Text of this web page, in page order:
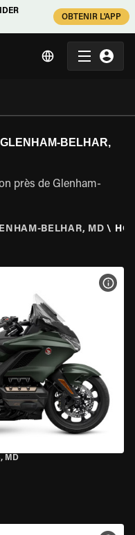
OBTENIR L'APP
BELHAR,
près de Glenham-
BELHAR, MD \
MD